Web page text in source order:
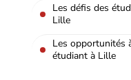
Les défis des
Lille
Les opportunités
étudiant à Lille